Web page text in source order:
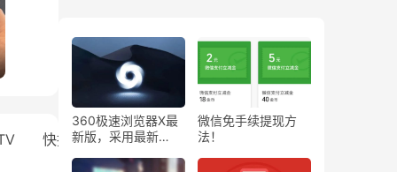
快捷指令 MACOS
360极速浏览器X最
新版，采用最新
核，64位版本！
微信免手续提现方
法！